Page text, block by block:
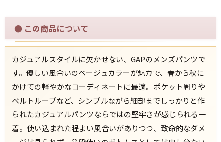
● この商品について
カジュアルスタイルに欠かせない、GAPのメンズパンツで
す。優しい風合いのベージュカラーが魅力で、春から秋に
かけての軽やかなコーディネートに最適。ポケット周りや
ベルトループなど、シンプルながら細部までしっかりと作
られたカジュアルパンツならではの堅牢さが感じられる一
着。使い込まれた程よい風合いがありつつ、致命的なダメ